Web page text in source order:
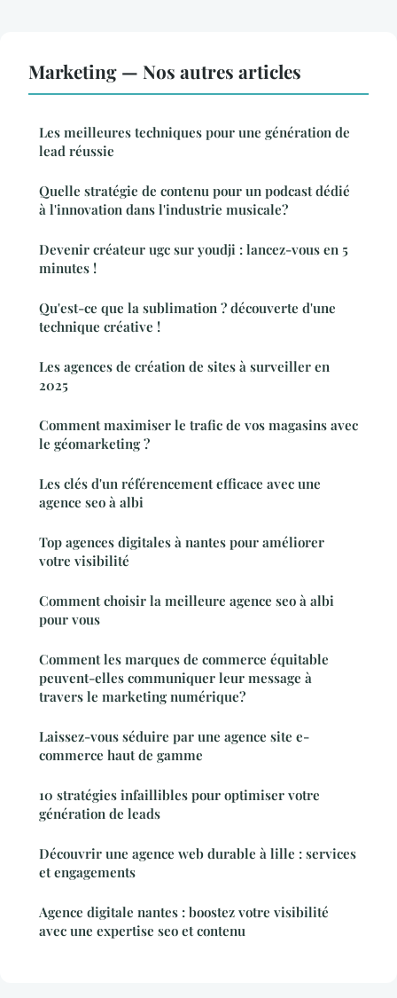
Marketing — Nos autres articles
Les meilleures techniques pour une génération de
lead réussie
Quelle stratégie de contenu pour un podcast dédié
à l'innovation dans l'industrie musicale?
Devenir créateur ugc sur youdji : lancez-vous en 5
minutes !
Qu'est-ce que la sublimation ? découverte d'une
technique créative !
Les agences de création de sites à surveiller en
2025
Comment maximiser le trafic de vos magasins avec
le géomarketing ?
Les clés d'un référencement efficace avec une
agence seo à albi
Top agences digitales à nantes pour améliorer
votre visibilité
Comment choisir la meilleure agence seo à albi
pour vous
Comment les marques de commerce équitable
peuvent-elles communiquer leur message à
travers le marketing numérique?
Laissez-vous séduire par une agence site e-
commerce haut de gamme
10 stratégies infaillibles pour optimiser votre
génération de leads
Découvrir une agence web durable à lille : services
et engagements
Agence digitale nantes : boostez votre visibilité
avec une expertise seo et contenu